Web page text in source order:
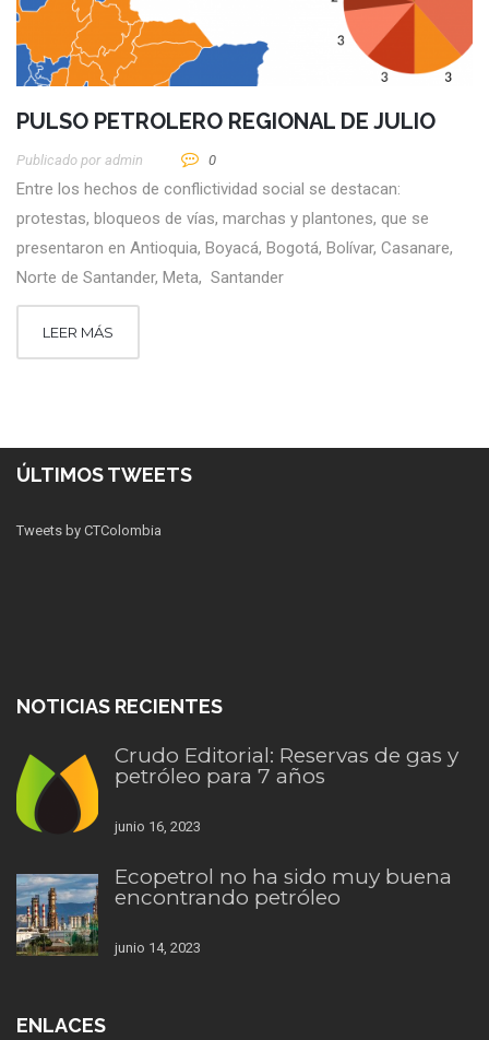
PULSO PETROLERO REGIONAL DE JULIO
Publicado por Admin 0
Entre los hechos de conflictividad social se destacan:
protestas, bloqueos de vías, marchas y plantones, que se
presentaron en Antioquia, Boyacá, Bogotá, Bolívar, Casanare,
Norte de Santander, Meta, Santander
LEER MÁS
ÚLTIMOS TWEETS
Tweets by CTColombia
NOTICIAS RECIENTES
Crudo Editorial: Reservas de gas y
petróleo para 7 años
junio 16, 2023
Ecopetrol no ha sido muy buena
encontrando petróleo
junio 14, 2023
ENLACES